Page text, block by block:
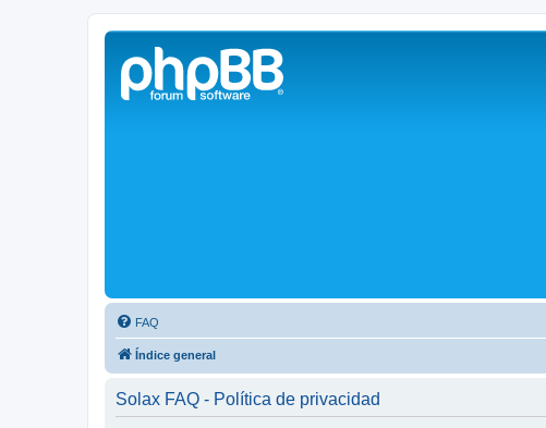
Solax FAQ
Lugar para intercambiar dudas sobre inversores solares Solax y temas
FAQ
Índice general
Solax FAQ - Política de privacidad